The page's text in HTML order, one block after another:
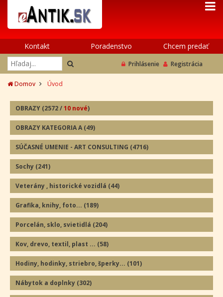
Kontakt Poradenstvo Chcem predať
Prihlásenie Registrácia
Domov Úvod
OBRAZY (2572/10 nové)
OBRAZY KATEGORIA A (49)
SÚČASNÉ UMENIE - ART CONSULTING (4716)
Sochy (241)
Veterány , historické vozidlá (44)
Grafika, knihy, foto... (189)
Porcelán, sklo, svietidlá (204)
Kov, drevo, textil, plast ... (58)
Hodiny, hodinky, striebro, šperky... (101)
Nábytok a doplnky (302)